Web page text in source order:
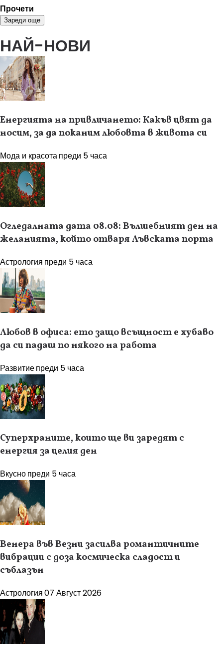
Прочети
Зареди още
НАЙ-НОВИ
Енергията на привличането: Какъв цвят да
носим, за да поканим любовта в живота си
Мода и красотапреди 5 часа
Огледалната дата 08.08: Вълшебният ден на
желанията, който отваря Лъвската порта
Астрология преди 5 часа
Любов в офиса: ето защо всъщност е хубаво
да си падаш по някого на работа
Развитиепреди 5 часа
Суперхраните, които ще ви заредят с
енергия за целия ден
Вкуснопреди 5 часа
Венера във Везни засилва романтичните
вибрации с доза космическа сладост и
съблазън
Астрология07 Август 2026